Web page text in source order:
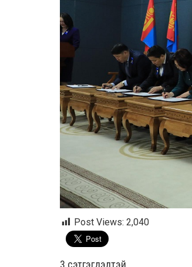
Post Views: 2,040
3 cэтгэгдэлтэй